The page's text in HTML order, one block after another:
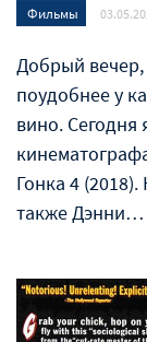
Фильмы
Добрый вечер,
поудобнее у
вино.
Гонка 4
также Дэнни…